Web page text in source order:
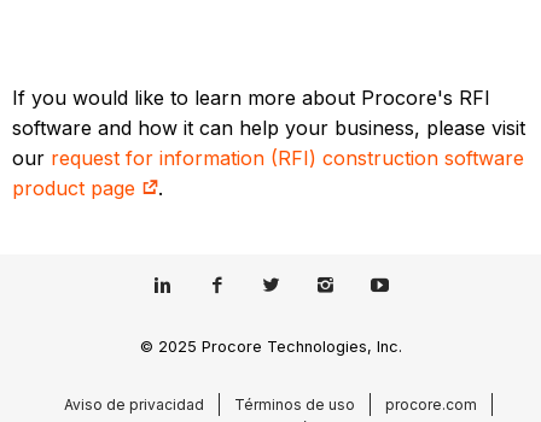
If you would like to learn more about Procore's RFI
software and how it can help your business, please visit
our request for information (RFI) construction software
product page
.
© 2025 Procore Technologies, Inc.
Aviso de privacidad Términos de uso
procore.com